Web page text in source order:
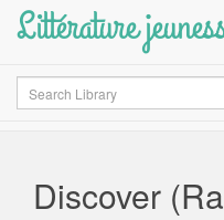
Littérature
Search
Discover